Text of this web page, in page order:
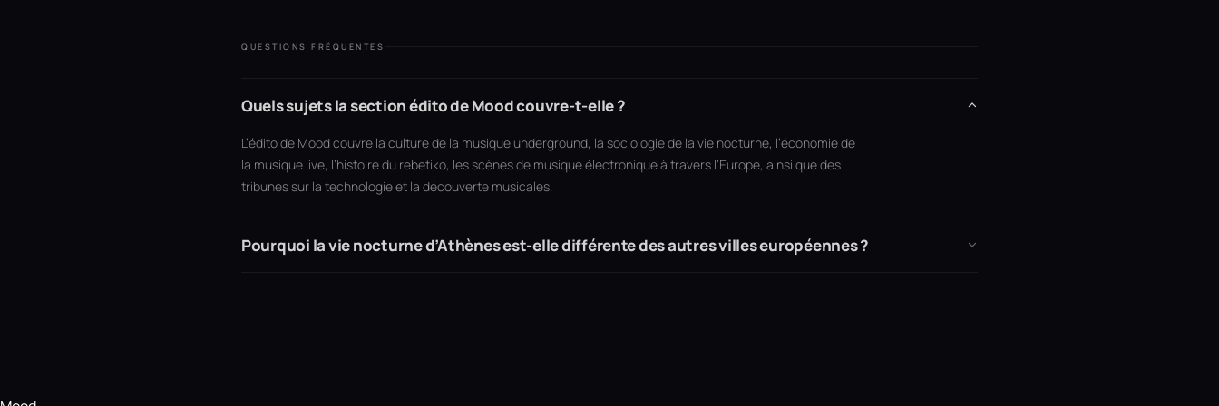
QUESTIONS FRÉQUENTES
Quels sujets la section édito de Mood couvre-t-elle ?
L’édito de Mood couvre la culture de la musique underground, la sociologie de la vie nocturne, l’économie de
la musique live, l’histoire du rebetiko, les scènes de musique électronique à travers l’Europe, ainsi que des
tribunes sur la technologie et la découverte musicales.
Pourquoi la vie nocturne d’Athènes est-elle différente des autres villes européennes ?